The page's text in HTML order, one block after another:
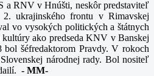
a RNV v Hnúšti, neskôr predstaviteľ
ukrajinského frontu v Rimavskej
vo vysokých politických a štátnych
ako predseda KNV v Banskej
šéfredaktorom Pravdy. V rokoch
národnej rady. Bol nositeľ
- MM-